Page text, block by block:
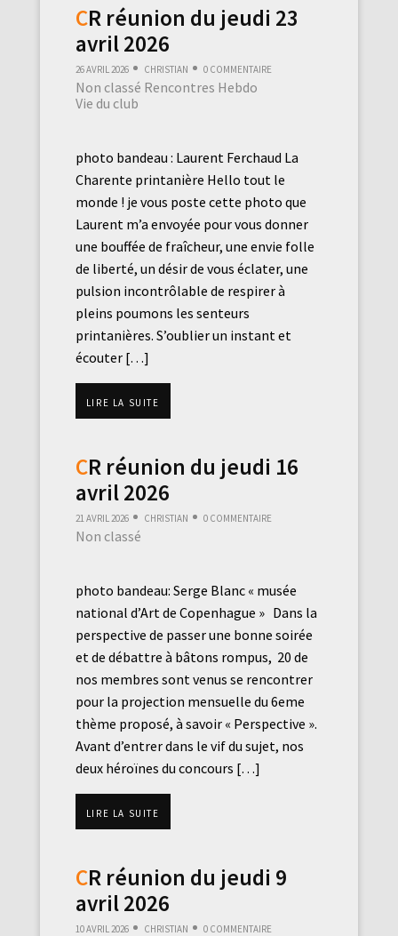
CR réunion du jeudi 23
avril 2026
26 avril 2026 Christian
0 commentaire
Non classé Rencontres Hebdo
Vie du club
photo bandeau : Laurent Ferchaud La
Charente printanière Hello tout le
monde ! je vous poste cette photo que
Laurent m’a envoyée pour vous donner
une bouffée de fraîcheur, une envie folle
de liberté, un désir de vous éclater, une
pulsion incontrôlable de respirer à
pleins poumons les senteurs
printanières. S’oublier un instant et
écouter […]
Lire la suite
CR réunion du jeudi 16
avril 2026
21 avril 2026 Christian
0 commentaire
Non classé
photo bandeau: Serge Blanc « musée
national d’Art de Copenhague » Dans la
perspective de passer une bonne soirée
et de débattre à bâtons rompus, 20 de
nos membres sont venus se rencontrer
pour la projection mensuelle du 6eme
thème proposé, à savoir « Perspective ».
Avant d’entrer dans le vif du sujet, nos
deux héroïnes du concours […]
Lire la suite
CR réunion du jeudi 9
avril 2026
10 avril 2026 Christian 0 commentaire